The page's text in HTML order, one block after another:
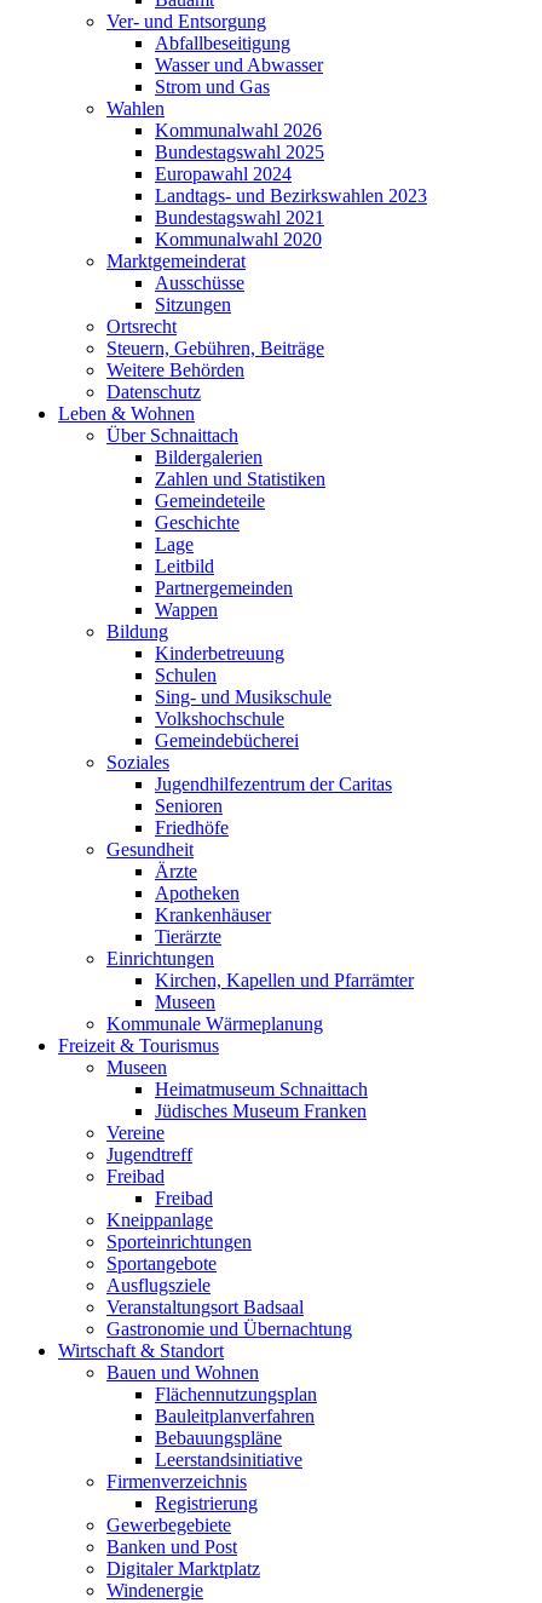
Ver- und Entsorgung
Abfallbeseitigung
Wasser und Abwasser
Strom und Gas
Wahlen
Kommunalwahl 2026
Bundestagswahl 2025
Europawahl 2024
Landtags- und Bezirkswahlen 2023
Bundestagswahl 2021
Kommunalwahl 2020
Marktgemeinderat
Ausschüsse
Sitzungen
Ortsrecht
Steuern, Gebühren, Beiträge
Weitere Behörden
Datenschutz
Leben & Wohnen
Über Schnaittach
Bildergalerien
Zahlen und Statistiken
Gemeindeteile
Geschichte
Lage
Leitbild
Partnergemeinden
Wappen
Bildung
Kinderbetreuung
Schulen
Sing- und Musikschule
Volkshochschule
Gemeindebücherei
Soziales
Jugendhilfezentrum der Caritas
Senioren
Friedhöfe
Gesundheit
Ärzte
Apotheken
Krankenhäuser
Tierärzte
Einrichtungen
Kirchen, Kapellen und Pfarrämter
Museen
Kommunale Wärmeplanung
Freizeit & Tourismus
Museen
Heimatmuseum Schnaittach
Jüdisches Museum Franken
Vereine
Jugendtreff
Freibad
Freibad
Kneippanlage
Sporteinrichtungen
Sportangebote
Ausflugsziele
Veranstaltungsort Badsaal
Gastronomie und Übernachtung
Wirtschaft & Standort
Bauen und Wohnen
Flächennutzungsplan
Bauleitplanverfahren
Bebauungspläne
Leerstandsinitiative
Firmenverzeichnis
Registrierung
Gewerbegebiete
Banken und Post
Digitaler Marktplatz
Windenergie